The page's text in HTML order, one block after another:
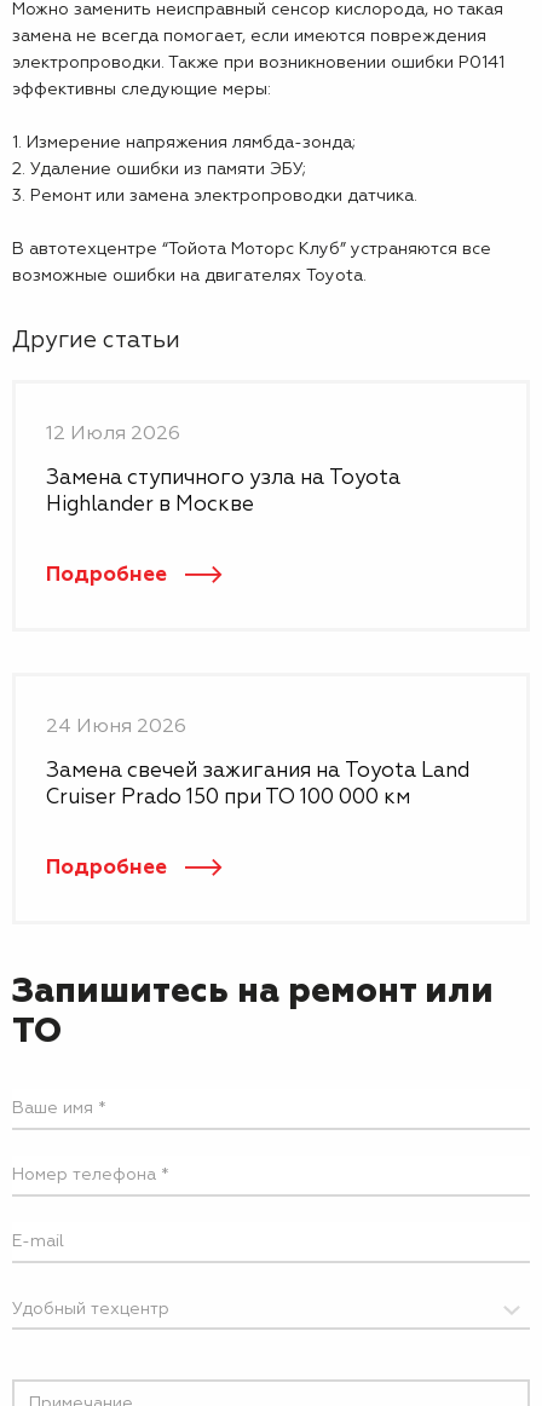
Можно заменить неисправный сенсор кислорода, но такая
замена не всегда помогает, если имеются повреждения
электропроводки. Также при возникновении ошибки P0141
эффективны следующие меры:
1. Измерение напряжения лямбда-зонда;
2. Удаление ошибки из памяти ЭБУ;
3. Ремонт или замена электропроводки датчика.
В автотехцентре “Тойота Моторс Клуб” устраняются все
возможные ошибки на двигателях Toyota.
Другие статьи
12 Июля 2026
Замена ступичного узла на Toyota
Highlander в Москве
Подробнее
24 Июня 2026
Замена свечей зажигания на Toyota Land
Cruiser Prado 150 при ТО 100 000 км
Подробнее
Запишитесь на ремонт или
ТО